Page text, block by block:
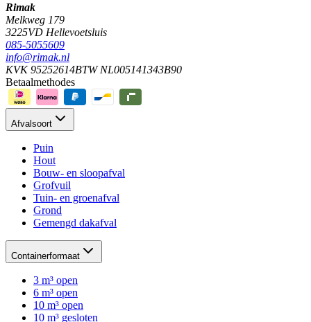
Rimak
Melkweg 179
3225VD Hellevoetsluis
085-5055609
info@rimak.nl
KVK 95252614BTW NL005141343B90
Betaalmethodes
Afvalsoort
Puin
Hout
Bouw- en sloopafval
Grofvuil
Tuin- en groenafval
Grond
Gemengd dakafval
Containerformaat
3 m³ open
6 m³ open
10 m³ open
10 m³ gesloten